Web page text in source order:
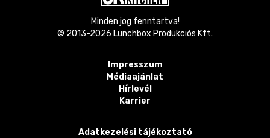
Minden jog fenntartva!
© 2013-2026 Lunchbox Produkciós Kft.
Impresszum
Médiaajánlat
Hírlevél
Karrier
Adatkezelési tájékoztató